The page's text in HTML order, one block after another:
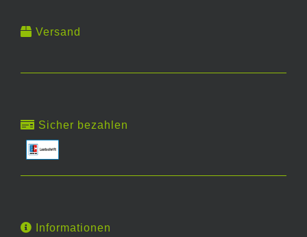
Versand
Sicher bezahlen
Informationen